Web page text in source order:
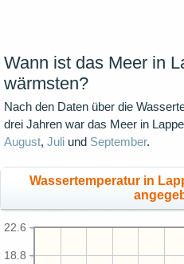
Wann ist das Meer in
wärmsten?
Nach den Daten über die
drei Jahren war das Meer in
August, Juli und September.
Wassertemperatur in
18.8
22.6